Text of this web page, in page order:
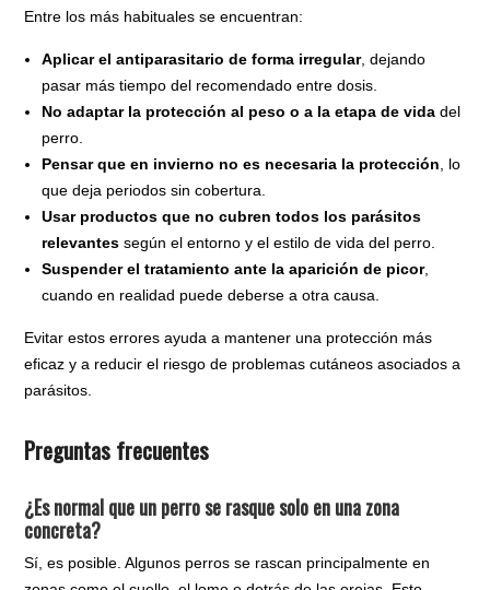
Entre los más habituales se encuentran:
Aplicar el antiparasitario de forma irregular, dejando
pasar más tiempo del recomendado entre dosis.
No adaptar la protección al peso o a la etapa de vida del
perro.
Pensar que en invierno no es necesaria la protección , lo
que deja periodos sin cobertura.
Usar productos que no cubren todos los parásitos
relevantes según el entorno y el estilo de vida del perro.
Suspender el tratamiento ante la aparición de picor,
cuando en realidad puede deberse a otra causa.
Evitar estos errores ayuda a mantener una protección más
eficaz y a reducir el riesgo de problemas cutáneos asociados a
parásitos.
Preguntas frecuentes
¿Es normal que un perro se rasque solo en una zona
concreta?
Sí, es posible. Algunos perros se rascan principalmente en